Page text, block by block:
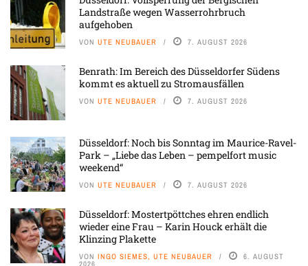
Landstraße wegen Wasserrohrbruch
aufgehoben
VON UTE NEUBAUER 7. AUGUST 2026
Benrath: Im Bereich des Düsseldorfer Südens
kommt es aktuell zu Stromausfällen
VON UTE NEUBAUER 7. AUGUST 2026
Düsseldorf: Noch bis Sonntag im Maurice-Ravel-
Park – „Liebe das Leben – pempelfort music
weekend“
VON UTE NEUBAUER 7. AUGUST 2026
Düsseldorf: Mostertpöttches ehren endlich
wieder eine Frau – Karin Houck erhält die
Klinzing Plakette
VON INGO SIEMES, UTE NEUBAUER 6. AUGUST
2026